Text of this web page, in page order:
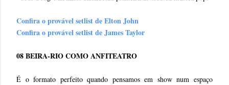
Confira o provável setlist de Elton John
Confira o provável setlist de James Taylor
08 BEIRA-RIO COMO ANFITEATRO
É o formato perfeito quando pensamos em show num espaço